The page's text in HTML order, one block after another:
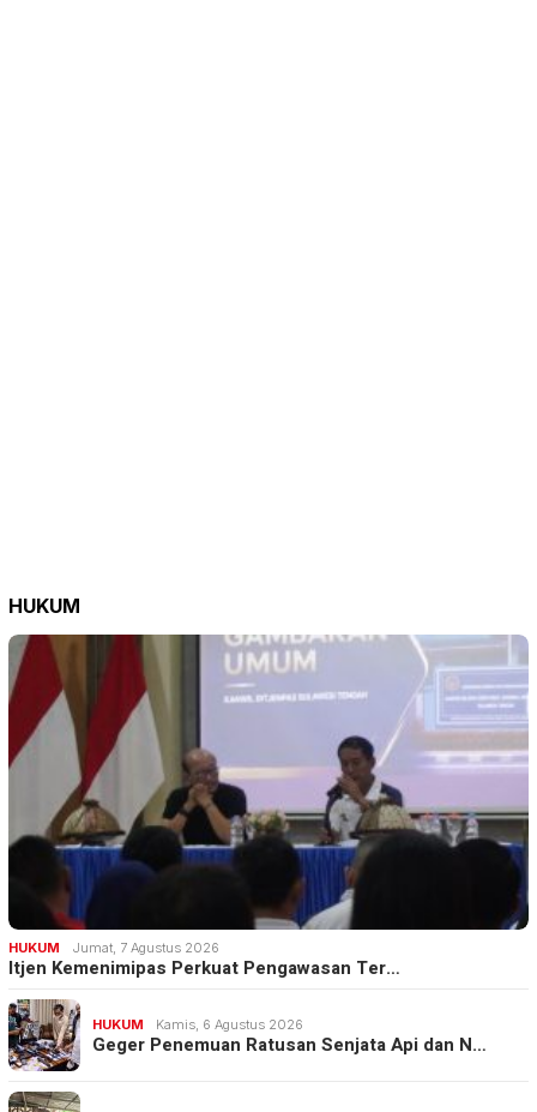
HUKUM
HUKUM Jumat, 7 Agustus 2026
Itjen Kemenimipas Perkuat Pengawasan Ter…
HUKUM Kamis, 6 Agustus 2026
Geger Penemuan Ratusan Senjata Api dan N…